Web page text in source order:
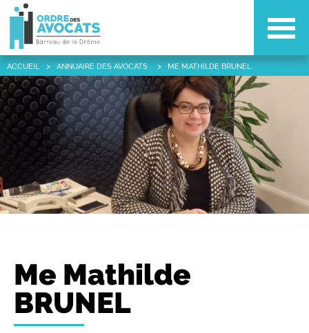
ACCUEIL ANNUAIRE DES AVOCATS ME MATHILDE BRUNEL
Me Mathilde
BRUNEL